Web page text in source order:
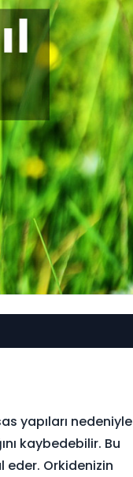
yapıları nedeniyle
kaybedebilir. Bu
eder. Orkidenizin